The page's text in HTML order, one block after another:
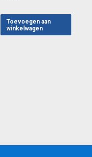
Toevoegen aan
winkelwagen